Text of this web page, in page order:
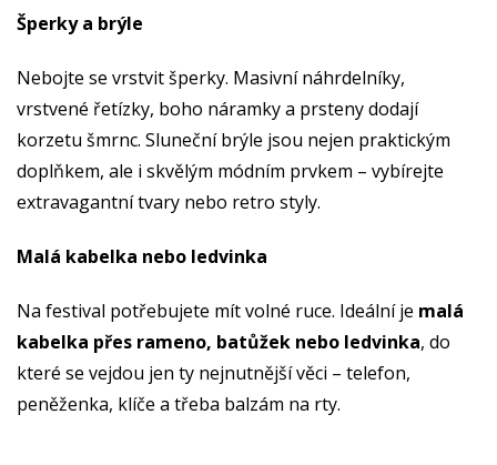
Šperky a brýle
Nebojte se vrstvit šperky. Masivní náhrdelníky,
vrstvené řetízky, boho náramky a prsteny dodají
korzetu šmrnc. Sluneční brýle jsou nejen praktickým
doplňkem, ale i skvělým módním prvkem – vybírejte
extravagantní tvary nebo retro styly.
Malá kabelka nebo ledvinka
Na festival potřebujete mít volné ruce. Ideální je malá
kabelka přes rameno, batůžek nebo ledvinka, do
které se vejdou jen ty nejnutnější věci – telefon,
peněženka, klíče a třeba balzám na rty.